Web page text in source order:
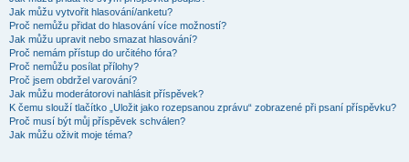
Jak můžu vytvořit hlasování/anketu?
Proč nemůžu přidat do hlasování více možností?
Jak můžu upravit nebo smazat hlasování?
Proč nemám přístup do určitého fóra?
Proč nemůžu posílat přílohy?
Proč jsem obdržel varování?
Jak můžu moderátorovi nahlásit příspěvek?
K čemu slouží tlačítko „Uložit jako rozepsanou zprávu“ zobrazené při psaní příspěvku?
Proč musí být můj příspěvek schválen?
Jak můžu oživit moje téma?